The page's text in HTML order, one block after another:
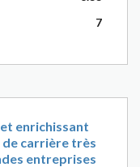
7
enrichissant
de carrière très
entreprises